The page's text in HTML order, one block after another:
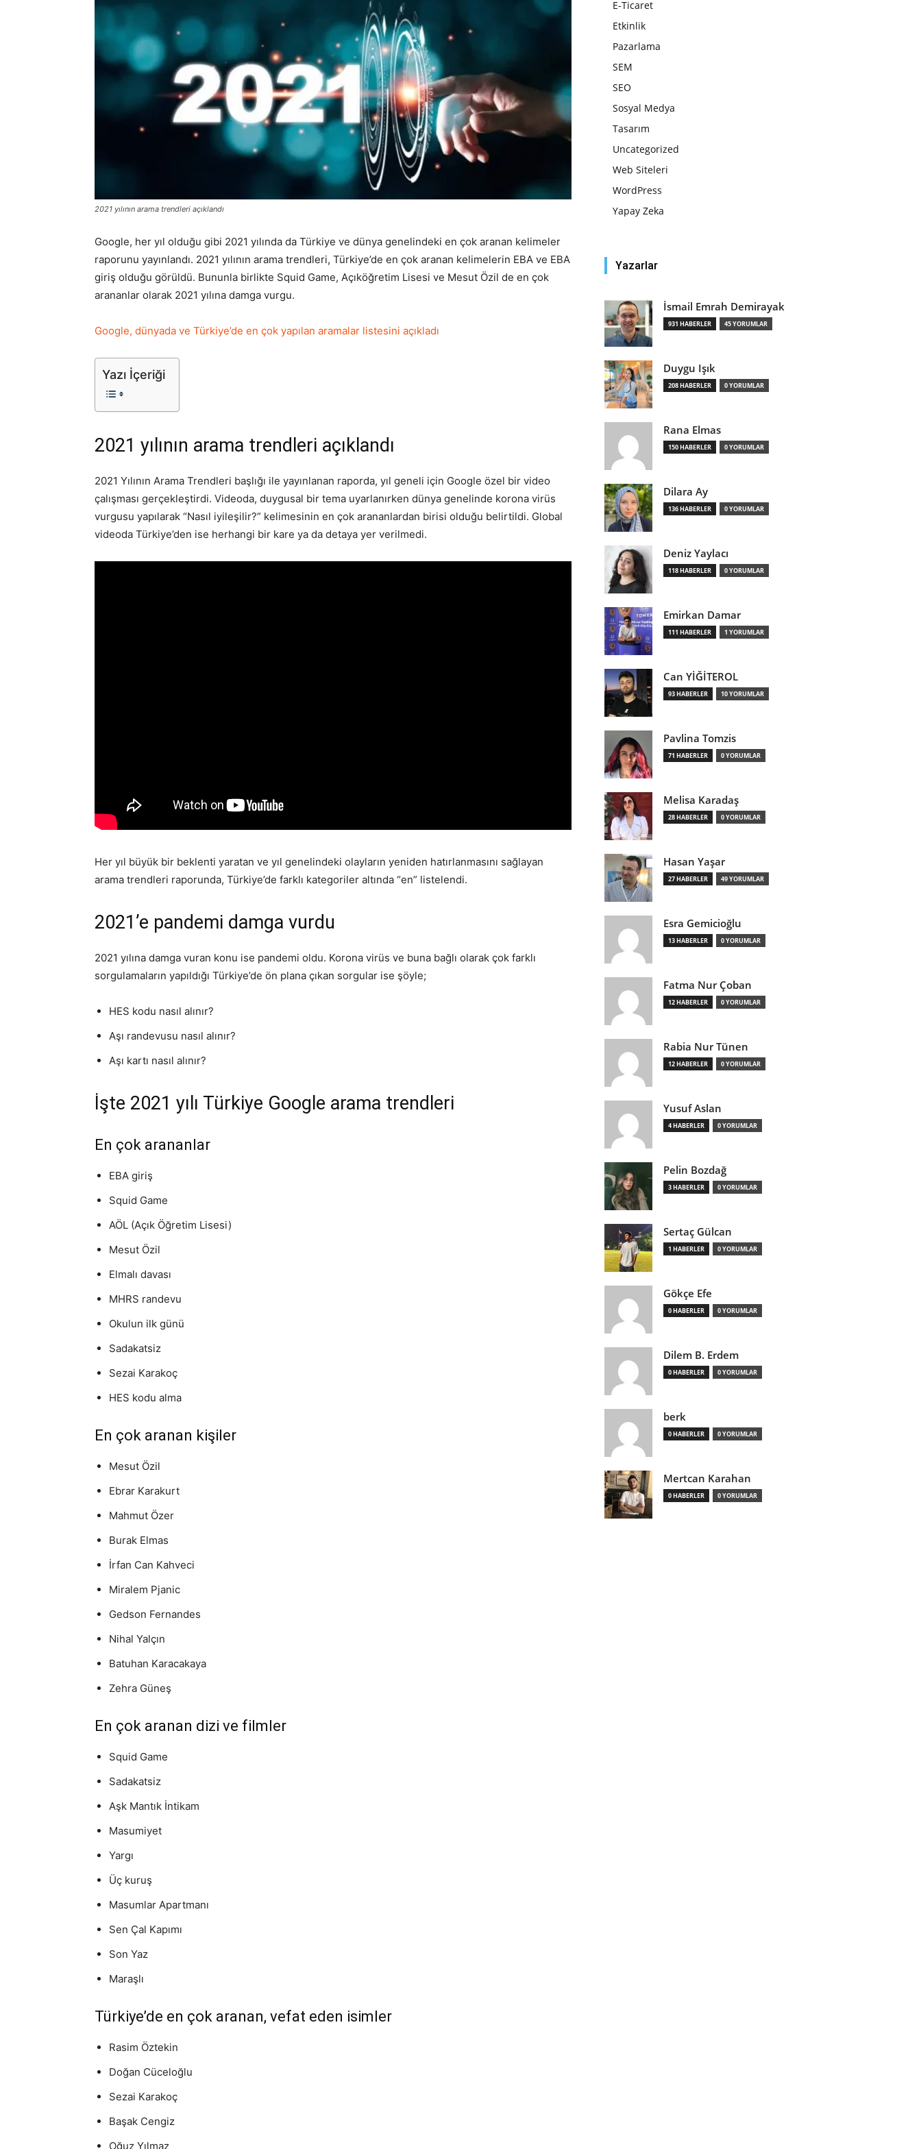
ve
2021 yılının arama trendleri açıklandı
Google, her yıl olduğu gibi 2021 yılında da Türkiye ve dünya genelindeki en çok aranan kelimeler
raporunu yayınlandı. 2021 yılının arama trendleri, Türkiye’de en çok aranan kelimelerin EBA ve EBA
giriş olduğu görüldü. Bununla birlikte Squid Game, Açıköğretim Lisesi ve Mesut Özil de en çok
arananlar olarak 2021 yılına damga vurgu.
Google, dünyada ve Türkiye’de en çok yapılan aramalar listesini açıkladı
Yazı İçeriği
2021 yılının arama trendleri açıklandı
2021 Yılının Arama Trendleri başlığı ile yayınlanan raporda, yıl geneli için Google özel bir video
çalışması gerçekleştirdi. Videoda, duygusal bir tema uyarlanırken dünya genelinde korona virüs
vurgusu yapılarak “Nasıl iyileşilir?” kelimesinin en çok arananlardan birisi olduğu belirtildi. Global
videoda Türkiye’den ise herhangi bir kare ya da detaya yer verilmedi.
Her yıl büyük bir beklenti yaratan ve yıl genelindeki olayların yeniden hatırlanmasını sağlayan
arama trendleri raporunda, Türkiye’de farklı kategoriler altında “en” listelendi.
2021’e pandemi damga vurdu
2021 yılına damga vuran konu ise pandemi oldu. Korona virüs ve buna bağlı olarak çok farklı
sorgulamaların yapıldığı Türkiye’de ön plana çıkan sorgular ise şöyle;
HES kodu nasıl alınır?
Aşı randevusu nasıl alınır?
Aşı kartı nasıl alınır?
İşte 2021 yılı Türkiye Google arama trendleri
En çok arananlar
EBA giriş
Squid Game
AÖL (Açık Öğretim Lisesi)
Mesut Özil
Elmalı davası
MHRS randevu
Okulun ilk günü
Sadakatsiz
Sezai Karakoç
HES kodu alma
En çok aranan kişiler
Mesut Özil
Ebrar Karakurt
Mahmut Özer
Burak Elmas
İrfan Can Kahveci
Miralem Pjanic
Gedson Fernandes
Nihal Yalçın
Batuhan Karacakaya
Zehra Güneş
En çok aranan dizi ve filmler
Squid Game
Sadakatsiz
Aşk Mantık İntikam
Masumiyet
Yargı
Üç kuruş
Masumlar Apartmanı
Sen Çal Kapımı
Son Yaz
Maraşlı
Türkiye’de en çok aranan, vefat eden isimler
Rasim Öztekin
Doğan Cüceloğlu
Sezai Karakoç
Başak Cengiz
Oğuz Yılmaz
E-Ticaret
Etkinlik
Pazarlama
SEM
SEO
Sosyal Medya
Tasarım
Uncategorized
Web Siteleri
WordPress
Yapay Zeka
Yazarlar
İsmail Emrah Demirayak
931 HABERLER 45 YORUMLAR
Duygu Işık
208 HABERLER 0 YORUMLAR
Rana Elmas
150 HABERLER 0 YORUMLAR
Dilara Ay
136 HABERLER 0 YORUMLAR
Deniz Yaylacı
118 HABERLER 0 YORUMLAR
Emirkan Damar
111 HABERLER 1 YORUMLAR
Can YİĞİTEROL
93 HABERLER 10 YORUMLAR
Pavlina Tomzis
71 HABERLER 0 YORUMLAR
Melisa Karadaş
28 HABERLER 0 YORUMLAR
Hasan Yaşar
27 HABERLER 49 YORUMLAR
Esra Gemicioğlu
13 HABERLER 0 YORUMLAR
Fatma Nur Çoban
12 HABERLER 0 YORUMLAR
Rabia Nur Tünen
12 HABERLER 0 YORUMLAR
Yusuf Aslan
4 HABERLER 0 YORUMLAR
Pelin Bozdağ
3 HABERLER 0 YORUMLAR
Sertaç Gülcan
1 HABERLER 0 YORUMLAR
Gökçe Efe
0 HABERLER 0 YORUMLAR
Dilem B. Erdem
0 HABERLER 0 YORUMLAR
berk
0 HABERLER 0 YORUMLAR
Mertcan Karahan
0 HABERLER 0 YORUMLAR